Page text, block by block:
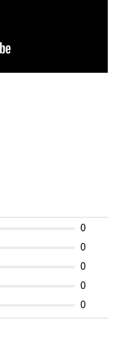
0
0
0
0
0